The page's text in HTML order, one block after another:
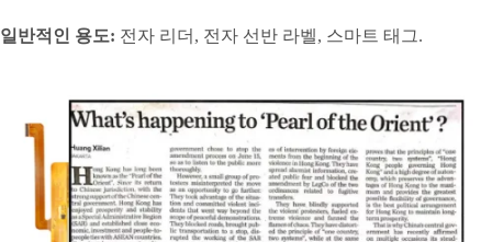
일반적인 용도: 전자 리더, 전자 선반 라벨, 스마트 태그.